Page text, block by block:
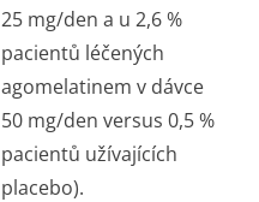
25 mg/den a u 2,6 %
pacientů léčených
agomelatinem v dávce
50 mg/den versus 0,5 %
pacientů užívajících
placebo).